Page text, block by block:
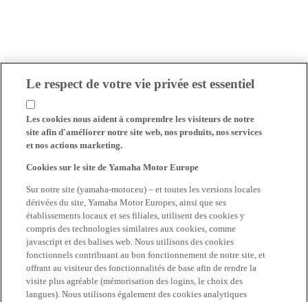
Le respect de votre vie privée est essentiel
Les cookies nous aident à comprendre les visiteurs de notre
site afin d'améliorer notre site web, nos produits, nos services
et nos actions marketing.
Cookies sur le site de Yamaha Motor Europe
Sur notre site (yamaha-motor.eu) – et toutes les versions locales
dérivées du site, Yamaha Motor Europes, ainsi que ses
établissements locaux et ses filiales, utilisent des cookies y
compris des technologies similaires aux cookies, comme
javascript et des balises web. Nous utilisons des cookies
fonctionnels contribuant au bon fonctionnement de notre site, et
offrant au visiteur des fonctionnalités de base afin de rendre la
visite plus agréable (mémorisation des logins, le choix des
langues). Nous utilisons également des cookies analytiques